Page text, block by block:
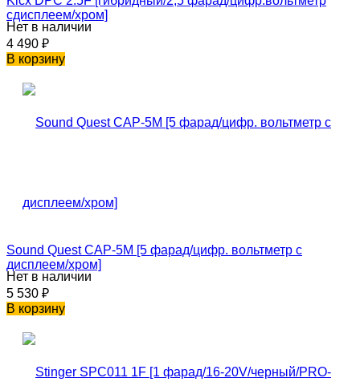
сдисплеем/хром]
Нет в наличии
4 490 ₽
В корзину
Sound Quest CAP-5M [5 фарад/цифр. вольтметр с
дисплеем/хром]
Нет в наличии
5 530 ₽
В корзину